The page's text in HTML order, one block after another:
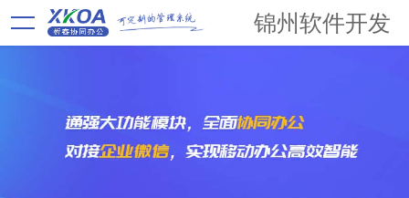
锦州软件开发